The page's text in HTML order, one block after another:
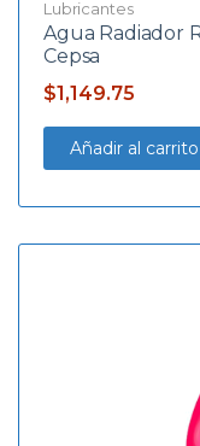
Lubricantes
Agua Radiador
Cepsa
$1,149.75
Añadir al carrito